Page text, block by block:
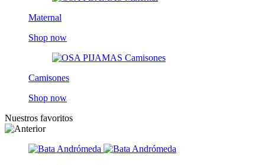
Maternal
Shop now
Camisones
Shop now
Nuestros favoritos